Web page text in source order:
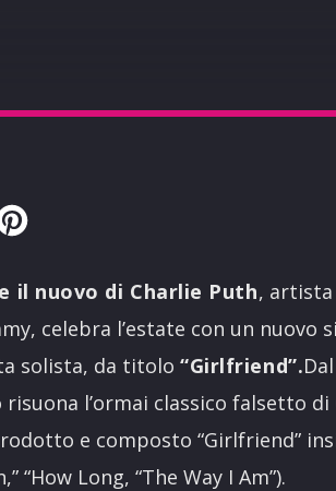
nuovo di Charlie Puth,
celebra l’estate con un nuovo
solista, da titolo“Girlfriend”.
l’ormai classico falsetto
e composto “Girlfriend”
“How Long, “The Way I Am”).